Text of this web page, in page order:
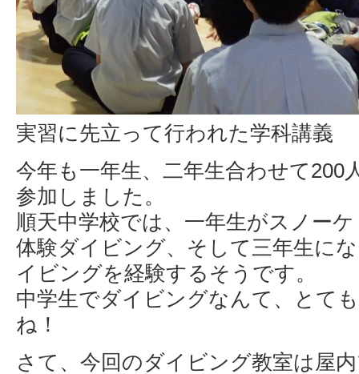
実習に先立って行われた学科講義
今年も一年生、二年生合わせて200
参加しました。
順天中学校では、一年生がスノー
体験ダイビング、そして三年生に
イビングを経験するそうです。
中学生でダイビングなんて、とて
ね！
さて、今回のダイビング教室は屋